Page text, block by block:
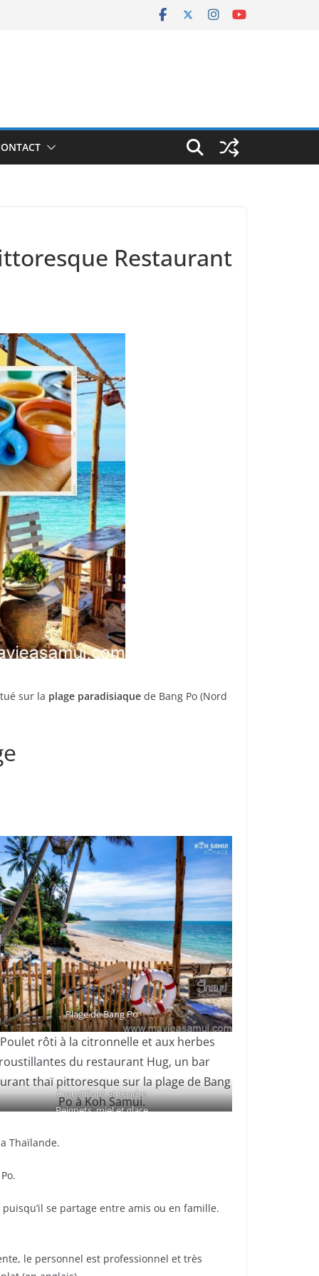
Restaurant
sur la plage paradisiaque de Bang Po (Nord
Plage de Bang Po
Croustillant et tendre
Beignets, miel et glace
Thaïlande.
puisqu’il se partage entre amis ou en famille.
le personnel est professionnel et très